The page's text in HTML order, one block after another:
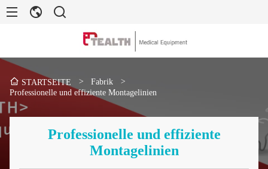
STARTSEITE > Fabrik
>
Professionelle und effiziente Montagelinien
Professionelle und effiziente
Montagelinien